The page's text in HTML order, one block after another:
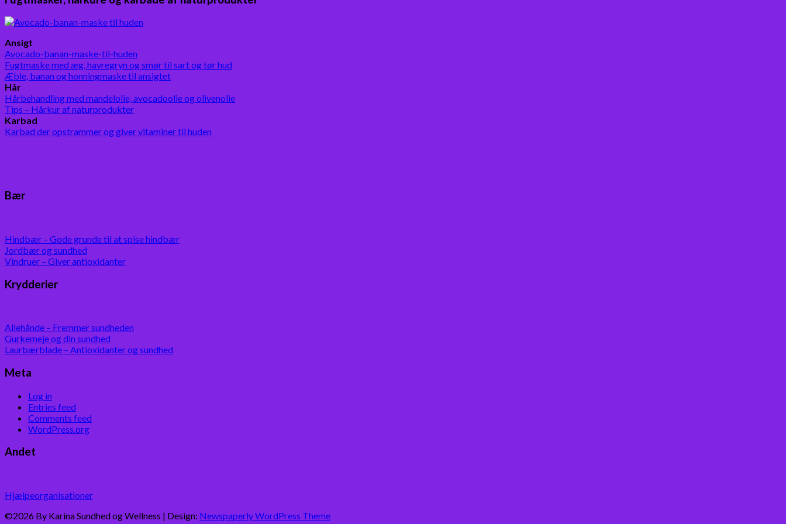
Ansigt
Avocado-banan-maske-til-huden
Fugtmaske med æg, havregryn og smør til sart og tør hud
Æble, banan og honningmaske til ansigtet
Hår
Hårbehandling med mandelolie, avocadoolie og olivenolie
Tips – Hårkur af naturprodukter
Karbad
Karbad der opstrammer og giver vitaminer til huden
Bær
Hindbær – Gode grunde til at spise hindbær
Jordbær og sundhed
Vindruer – Giver antioxidanter
Krydderier
Allehånde – Fremmer sundheden
Gurkemeje og din sundhed
Laurbærblade – Antioxidanter og sundhed
Meta
Log in
Entries feed
Comments feed
WordPress.org
Andet
Hjælpeorganisationer
©2026 By Karina Sundhed og Wellness | Design: Newspaperly WordPress Theme